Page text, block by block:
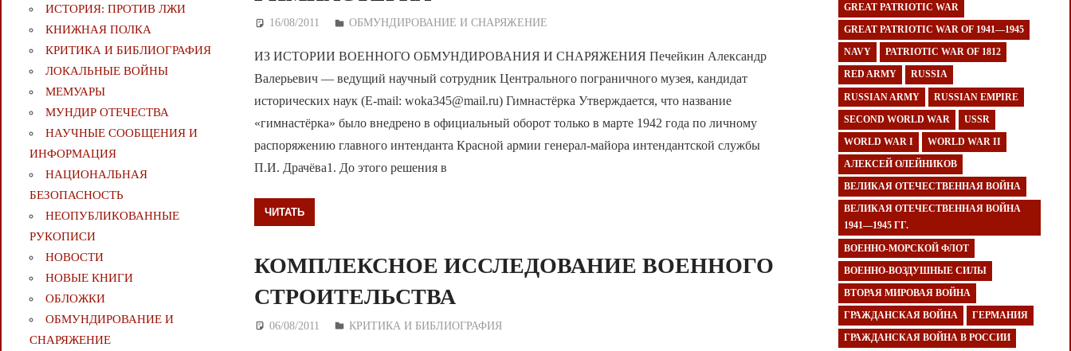
16/08/2011 Дежурный по Редакции
ОБМУНДИРОВАНИЕ И СНАРЯЖЕНИЕ
ИЗ ИСТОРИИ ВОЕННОГО ОБМУНДИРОВАНИЯ И СНАРЯЖЕНИЯ Печейкин Александр
Валерьевич — ведущий научный сотрудник Центрального пограничного музея, кандидат
исторических наук (E-mail: woka345@mail.ru) Гимнастёрка Утверждается, что название
«гимнастёрка» было внедрено в официальный оборот только в марте 1942 года по личному
распоряжению главного интенданта Красной армии генерал-майора интендантской службы
П.И. Драчёва1. До этого решения в
ЧИТАТЬ
КОМПЛЕКСНОЕ ИССЛЕДОВАНИЕ ВОЕННОГО
СТРОИТЕЛЬСТВА
06/08/2011 Дежурный по Редакции
КРИТИКА И БИБЛИОГРАФИЯ
ИСТОРИЯ: ПРОТИВ ЛЖИ
КНИЖНАЯ ПОЛКА
КРИТИКА И БИБЛИОГРАФИЯ
ЛОКАЛЬНЫЕ ВОЙНЫ
МЕМУАРЫ
МУНДИР ОТЕЧЕСТВА
НАУЧНЫЕ СООБЩЕНИЯ И
ИНФОРМАЦИЯ
НАЦИОНАЛЬНАЯ
БЕЗОПАСНОСТЬ
НЕОПУБЛИКОВАННЫЕ
РУКОПИСИ
НОВОСТИ
НОВЫЕ КНИГИ
ОБЛОЖКИ
ОБМУНДИРОВАНИЕ И
СНАРЯЖЕНИЕ
GREAT PATRIOTIC WAR
GREAT PATRIOTIC WAR OF 1941—1945
NAVY PATRIOTIC WAR OF 1812
RED ARMY RUSSIA
RUSSIAN ARMY RUSSIAN EMPIRE
SECOND WORLD WAR USSR
WORLD WAR I WORLD WAR II
АЛЕКСЕЙ ОЛЕЙНИКОВ
ВЕЛИКАЯ ОТЕЧЕСТВЕННАЯ ВОЙНА
ВЕЛИКАЯ ОТЕЧЕСТВЕННАЯ ВОЙНА
1941—1945 ГГ.
ВОЕННО-МОРСКОЙ ФЛОТ
ВОЕННО-ВОЗДУШНЫЕ СИЛЫ
ВТОРАЯ МИРОВАЯ ВОЙНА
ГРАЖДАНСКАЯ ВОЙНА ГЕРМАНИЯ
ГРАЖДАНСКАЯ ВОЙНА В РОССИИ